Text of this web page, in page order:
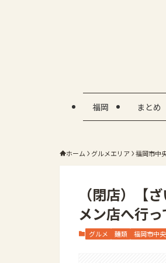
福岡 まとめ
ホーム グルメエリア 福岡市中
（閉店）【
メン店へ行っ
グルメ 麺類 福岡市中